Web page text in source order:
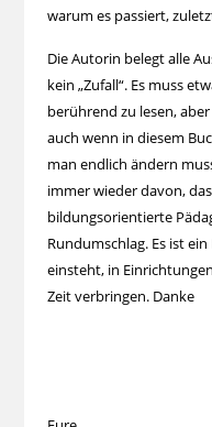
warum es passiert,
Die Autorin belegt alle
kein „Zufall“. Es muss
berührend zu lesen,
auch wenn in diesem
man endlich ändern
immer wieder davon,
bildungsorientierte
Rundumschlag. Es ist
einsteht, in
Zeit verbringen. Danke